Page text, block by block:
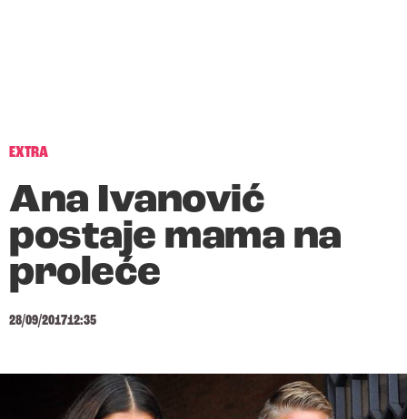
EXTRA
Ana Ivanović
postaje mama na
proleće
28/09/201712:35